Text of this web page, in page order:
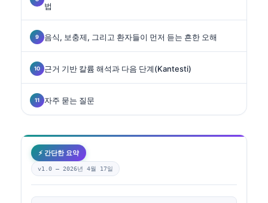
법
음식, 보충제, 그리고 환자들이 먼저 듣는 흔한 오해
근거 기반 칼륨 해석과 다음 단계(Kantesti)
자주 묻는 질문
⚡ 간단한 요약
v1.0 — 2026년 4월 17일